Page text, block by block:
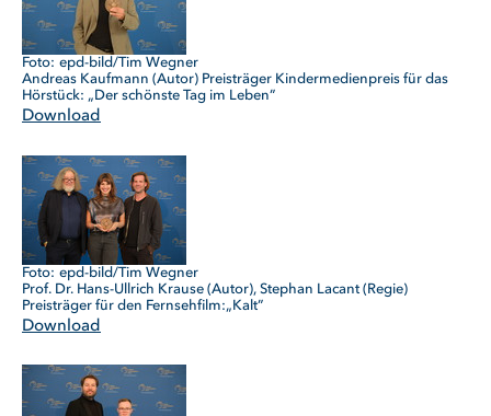
epd-bild/Tim Wegner
Andreas Kaufmann (Autor) Preisträger Kindermedienpreis für das
Hörstück: „Der schönste Tag im Leben”
Download
epd-bild/Tim Wegner
Prof. Dr. Hans-Ullrich Krause (Autor), Stephan Lacant (Regie)
Preisträger für den Fernsehfilm:„Kalt”
Download